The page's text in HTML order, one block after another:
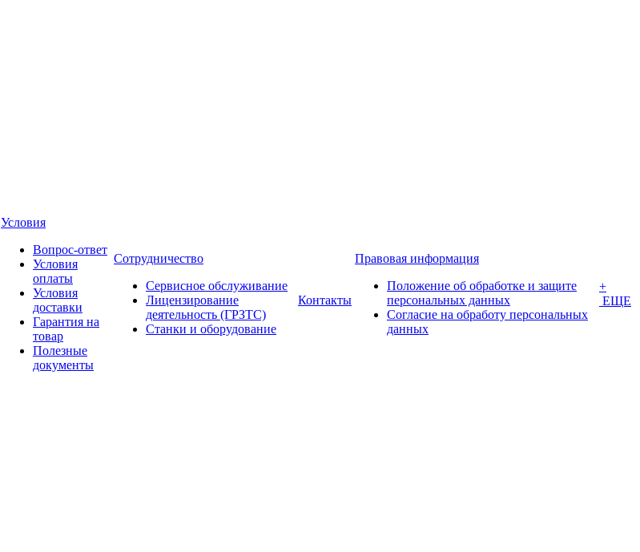
Условия
Вопрос-ответ
Условия
оплаты
Условия
доставки
Гарантия на
товар
Полезные
документы
Сотрудничество
Сервисное обслуживание
Лицензирование
деятельность (ГРЗТС)
Станки и оборудование
Контакты
Правовая информация
Положение об обработке и защите
персональных данных
Согласие на обработу персональных
данных
+
ЕЩЕ